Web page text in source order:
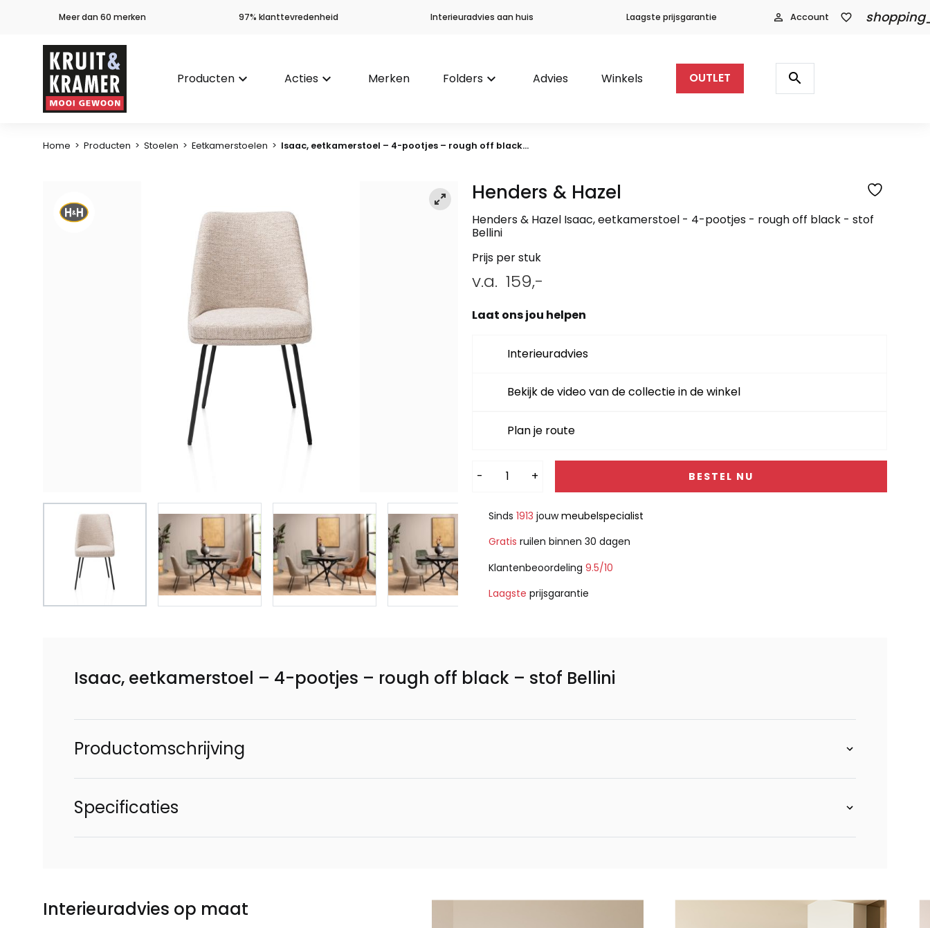
Meer dan 60 merken 97% klanttevredenheid Interieuradvies aan huis Laagste prijsgarantie person_outline Account favorite_border
Producten keyboard_arrow_down Acties keyboard_arrow_down Merken Folders keyboard_arrow_down Advies Winkels OUTLET
Producten
zoeken
search
Home > Producten > Stoelen > Eetkamerstoelen > Isaac, eetkamerstoel – 4-pootjes – rough off black...
Henders & Hazel
Henders & Hazel Isaac, eetkamerstoel - 4-pootjes - rough off black - stof
Bellini
Prijs per stuk
v.a. 159,-
Laat ons jou helpen
Interieuradvies
Bekijk de video van de collectie in de winkel
Plan je route
- + BESTEL NU
Alternative:
Sinds 1913 jouwmeubelspecialist
Gratis ruilen binnen 30 dagen
Klantenbeoordeling 9.5/10
Laagste prijsgarantie
Isaac, eetkamerstoel – 4-pootjes – rough off black – stof Bellini
Productomschrijving
Specificaties
Interieuradvies op maat